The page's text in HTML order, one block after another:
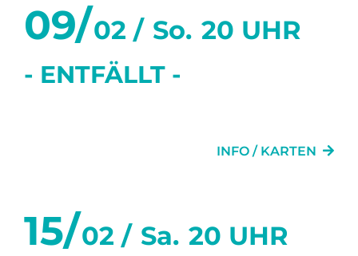
09/02 / So. 20 UHR
- ENTFÄLLT -
INFO / KARTEN
15/02 / Sa. 20 UHR